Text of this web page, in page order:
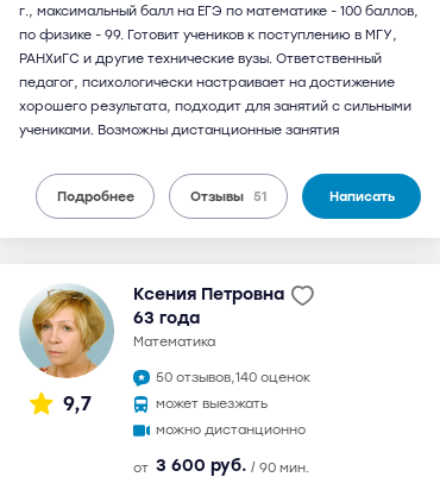
г., максимальный балл на ЕГЭ по математике - 100 баллов,
по физике - 99. Готовит учеников к поступлению в МГУ,
РАНХиГС и другие технические вузы. Ответственный
педагог, психологически настраивает на достижение
хорошего результата, подходит для занятий с сильными
учениками. Возможны дистанционные занятия
Подробнее Отзывы 51 Написать
9,7
Ксения Петровна
63 года
математика
50 отзывов,140 оценок
может выезжать
можно дистанционно
от 3 600 руб. / 90 мин.